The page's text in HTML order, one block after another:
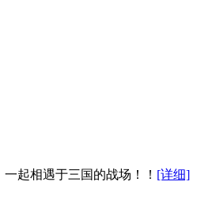
起相遇于三国的战场！！ [详细]